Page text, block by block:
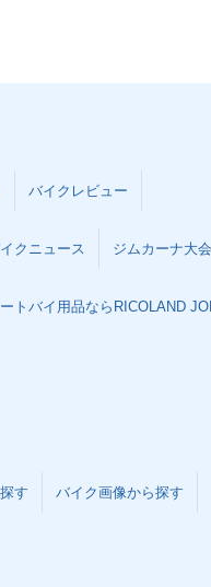
バイクレビュー
クニュース ジムカーナ大会
トバイ用品ならRICOLAND
す バイク画像から探す